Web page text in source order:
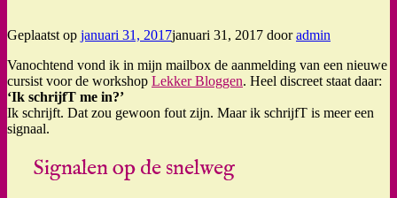
Geplaatst op januari 31, 2017januari 31, 2017 dooradmin
Vanochtend vond ik in mijn mailbox de aanmelding van een nieuwe
cursist voor de workshop Lekker Bloggen. Heel discreet staat daar:
‘Ik schrijfT me in?’
Ik schrijft. Dat zou gewoon fout zijn. Maar ik schrijfT is meer een
signaal.
Signalen op de snelweg